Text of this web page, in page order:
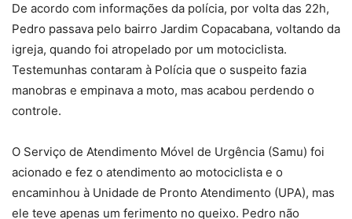
De acordo com informações da polícia, por volta das 22h,
Pedro passava pelo bairro Jardim Copacabana, voltando da
igreja, quando foi atropelado por um motociclista.
Testemunhas contaram à Polícia que o suspeito fazia
manobras e empinava a moto, mas acabou perdendo o
controle.
O Serviço de Atendimento Móvel de Urgência (Samu) foi
acionado e fez o atendimento ao motociclista e o
encaminhou à Unidade de Pronto Atendimento (UPA), mas
ele teve apenas um ferimento no queixo. Pedro não